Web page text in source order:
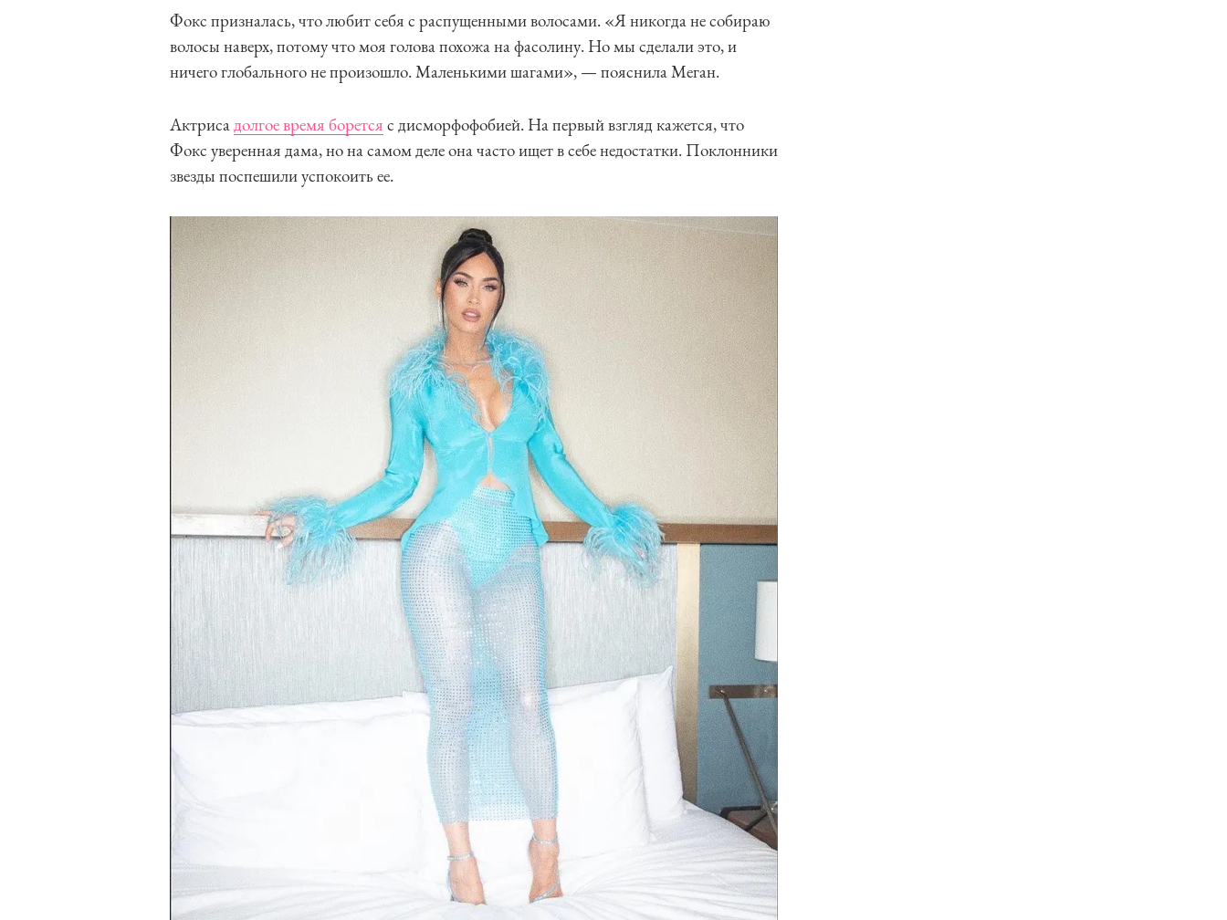
Фокс призналась, что любит себя с распущенными волосами. «Я никогда не собираю
волосы наверх, потому что моя голова похожа на фасолину. Но мы сделали это, и
ничего глобального не произошло. Маленькими шагами», — пояснила Меган.
Актрисадолгое время борется с дисморфофобией. На первый взгляд кажется, что
Фокс уверенная дама, но на самом деле она часто ищет в себе недостатки. Поклонники
звезды поспешили успокоить ее.